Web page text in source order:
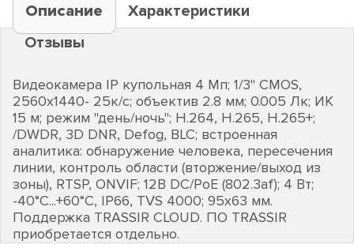
Описание
Характеристики
Отзывы
Видеокамера IP купольная 4 Мп; 1/3" CMOS,
2560х1440- 25к/с; объектив 2.8 мм; 0.005 Лк; ИК
15 м; режим "день/ночь"; H.264, H.265, H.265+;
/DWDR, 3D DNR, Defog, BLC; встроенная
аналитика: обнаружение человека, пересечения
линии, контроль области (вторжение/выход из
зоны), RTSP, ONVIF; 12В DC/PoE (802.3af); 4 Вт;
-40°C...+60°C, IP66, TVS 4000; 95х63 мм.
Поддержка TRASSIR CLOUD. ПО TRASSIR
приобретается отдельно.